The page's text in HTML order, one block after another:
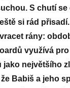
S chutí
si rád
rány:
využívá
největšího
Babiš a jeho